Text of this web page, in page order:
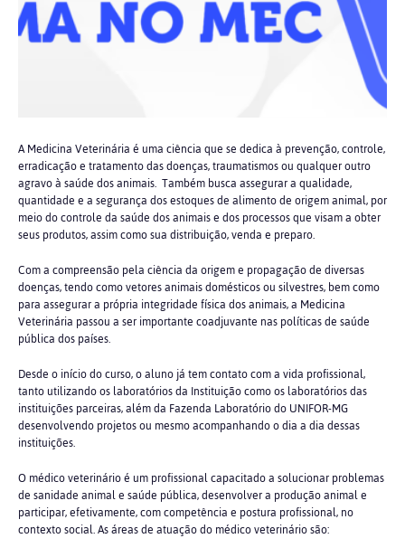
A Medicina Veterinária é uma ciência que se dedica à prevenção, controle,
erradicação e tratamento das doenças, traumatismos ou qualquer outro
agravo à saúde dos animais. Também busca assegurar a qualidade,
quantidade e a segurança dos estoques de alimento de origem animal, por
meio do controle da saúde dos animais e dos processos que visam a obter
seus produtos, assim como sua distribuição, venda e preparo.
Com a compreensão pela ciência da origem e propagação de diversas
doenças, tendo como vetores animais domésticos ou silvestres, bem como
para assegurar a própria integridade física dos animais, a Medicina
Veterinária passou a ser importante coadjuvante nas políticas de saúde
pública dos países.
Desde o início do curso, o aluno já tem contato com a vida profissional,
tanto utilizando os laboratórios da Instituição como os laboratórios das
instituições parceiras, além da Fazenda Laboratório do UNIFOR-MG
desenvolvendo projetos ou mesmo acompanhando o dia a dia dessas
instituições.
O médico veterinário é um profissional capacitado a solucionar problemas
de sanidade animal e saúde pública, desenvolver a produção animal e
participar, efetivamente, com competência e postura profissional, no
contexto social. As áreas de atuação do médico veterinário são: